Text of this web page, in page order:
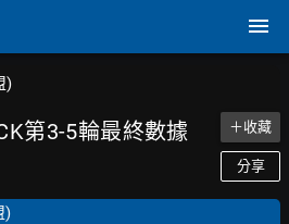
)
第3-5輪最終數據 ＋收藏
分享
)